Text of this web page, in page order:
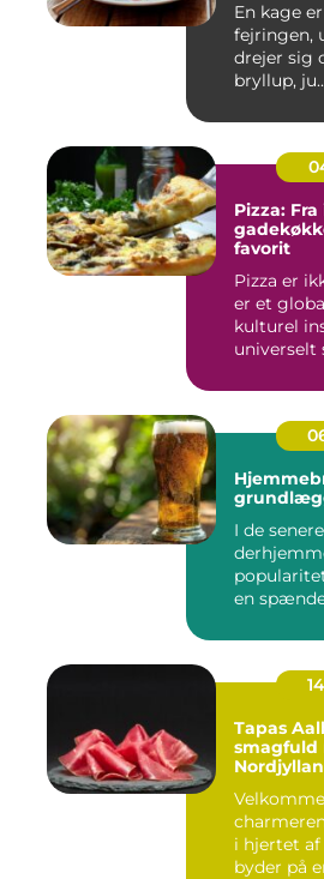
En kage
fejringen,
drejer sig
bryllup,
Pizza:
favorit
Pizza er
er et
kulturel
universelt
I de
en
Tapas
smagfuld
i hjertet
byder på